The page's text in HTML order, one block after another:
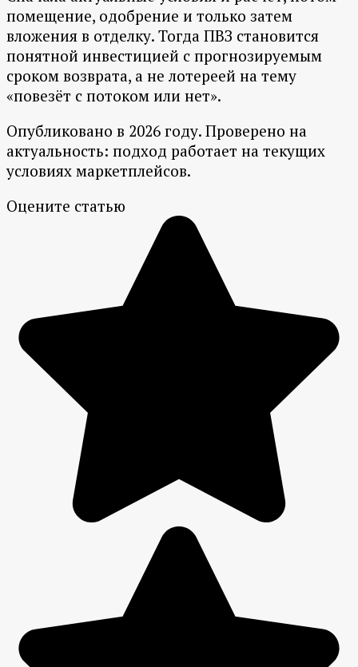
помещение, одобрение и только затем
вложения в отделку. Тогда ПВЗ становится
понятной инвестицией с прогнозируемым
сроком возврата, а не лотереей на тему
«повезёт с потоком или нет».
Опубликовано в 2026 году. Проверено на
актуальность: подход работает на текущих
условиях маркетплейсов.
Оцените статью